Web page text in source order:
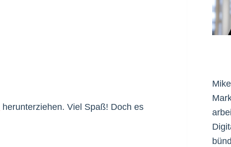
herunterziehen. Viel Spaß! Doch es